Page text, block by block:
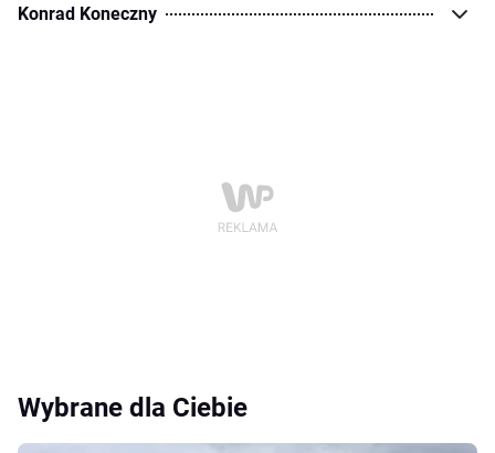
Konrad Koneczny
Wybrane dla Ciebie